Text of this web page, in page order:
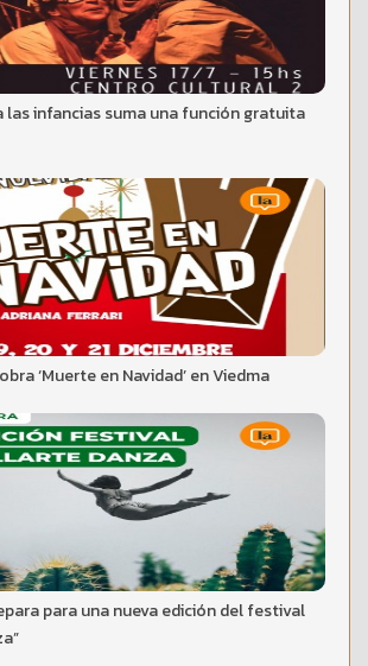
las infancias suma una función gratuita
‘Muerte en Navidad’ en Viedma
para una nueva edición del festival